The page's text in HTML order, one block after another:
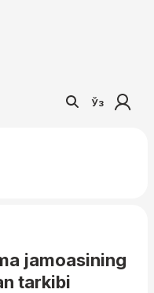
Ўз
jamoasining
tarkibi